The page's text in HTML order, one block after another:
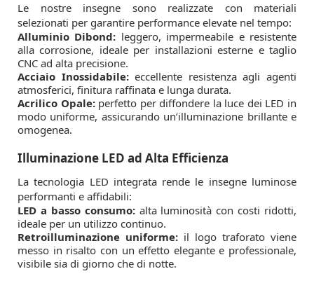
Le nostre insegne sono realizzate con materiali
selezionati per garantire performance elevate nel tempo:
Alluminio Dibond: leggero, impermeabile e resistente
alla corrosione, ideale per installazioni esterne e taglio
CNC ad alta precisione.
Acciaio Inossidabile:eccellente resistenza agli agenti
atmosferici, finitura raffinata e lunga durata.
Acrilico Opale:perfetto per diffondere la luce dei LED in
modo uniforme, assicurando un’illuminazione brillante e
omogenea.
Illuminazione LED ad Alta Efficienza
La tecnologia LED integrata rende le insegne luminose
performanti e affidabili:
LED a basso consumo:alta luminosità con costi ridotti,
ideale per un utilizzo continuo.
Retroilluminazione uniforme: il logo traforato viene
messo in risalto con un effetto elegante e professionale,
visibile sia di giorno che di notte.